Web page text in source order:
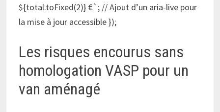
${total.toFixed(2)} €`; // Ajout d’un aria-live pour
la mise à jour accessible });
Les risques encourus sans
homologation VASP pour un
van aménagé